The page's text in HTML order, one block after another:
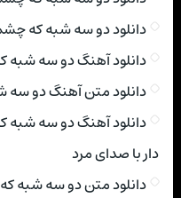
دانلود دو سه شبه که
دانلود آهنگ دو سه
دانلود متن آهنگ دو سه
دانلود آهنگ دو سه
دار با صدای مرد
دانلود متن دو سه شبه